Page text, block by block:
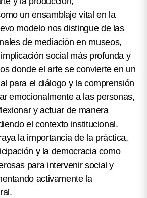
un ensamblaje vital en la
modelo nos distingue de las
de mediación en museos,
social más profunda y
donde el arte se convierte en un
para el diálogo y la comprensión
emocionalmente a las personas,
y actuar de manera
el contexto institucional.
la importancia de la práctica,
y la democracia como
para intervenir social y
activamente la